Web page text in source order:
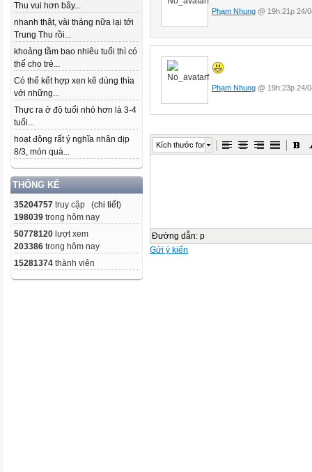
Thu vui hơn bây...
nhanh thật, vài tháng nữa lại tới
Trung Thu rồi...
khoảng tầm bao nhiêu tuổi thì có
thể cho trẻ...
Có thể kết hợp xen kẽ dùng thìa
với những...
Thực ra ở độ tuổi nhỏ hơn là 3-4
tuổi...
hoạt động rất ý nghĩa nhân dịp
8/3, món quà...
THỐNG KÊ
35204757 truy cập (chi tiết)
198039 trong hôm nay
50778120 lượt xem
203386 trong hôm nay
15281374 thành viên
Phạm Nhung @ 19h:21p 24/
Phạm Nhung @ 19h:23p 24/
Kích thước font
Đường dẫn: p
Gửi ý kiến